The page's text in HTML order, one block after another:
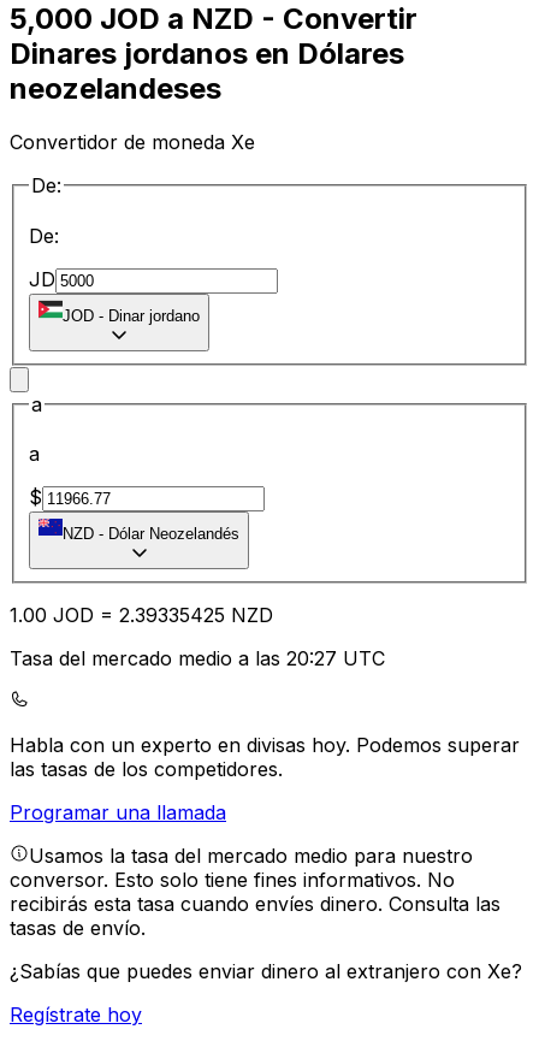
5,000 JOD a NZD - Convertir
Dinares jordanos en Dólares
neozelandeses
Convertidor de moneda Xe
De:
De:
JD
JOD - Dinar jordano
a
a
$
NZD - Dólar Neozelandés
1.00 JOD = 2.39335425 NZD
Tasa del mercado medio a las 20:27 UTC
Habla con un experto en divisas hoy. Podemos superar
las tasas de los competidores.
Programar una llamada
Usamos la tasa del mercado medio para nuestro
conversor. Esto solo tiene fines informativos. No
recibirás esta tasa cuando envíes dinero. Consulta las
tasas de envío.
¿Sabías que puedes enviar dinero al extranjero con Xe?
Regístrate hoy